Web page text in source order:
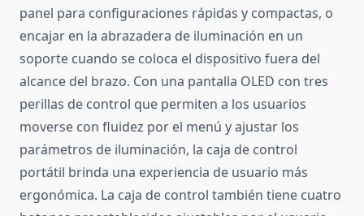
panel para configuraciones rápidas y compactas, o
encajar en la abrazadera de iluminación en un
soporte cuando se coloca el dispositivo fuera del
alcance del brazo. Con una pantalla OLED con tres
perillas de control que permiten a los usuarios
moverse con fluidez por el menú y ajustar los
parámetros de iluminación, la caja de control
portátil brinda una experiencia de usuario más
ergonómica. La caja de control también tiene cuatro